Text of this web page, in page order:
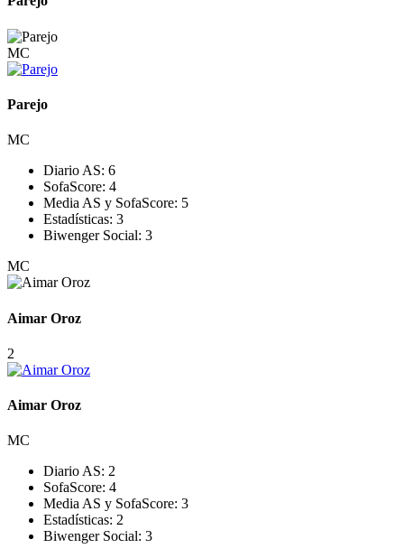
MC
Parejo
MC
Diario AS: 6
SofaScore: 4
Media AS y SofaScore: 5
Estadísticas: 3
Biwenger Social: 3
MC
Aimar Oroz
2
Aimar Oroz
MC
Diario AS: 2
SofaScore: 4
Media AS y SofaScore: 3
Estadísticas: 2
Biwenger Social: 3